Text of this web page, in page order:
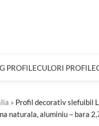
PROFILECULORI PROFILE
» Profil decorativ slefuibil
naturala, aluminiu – bara